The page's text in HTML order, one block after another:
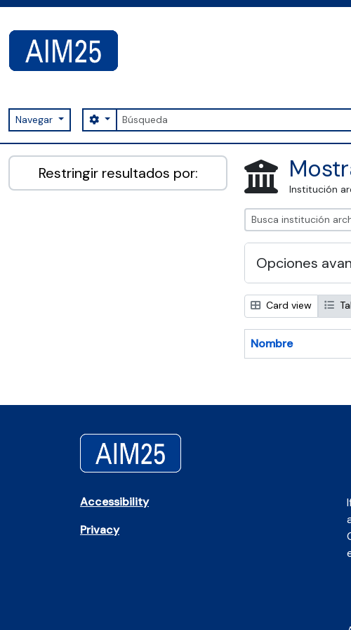
Navegar Búsqueda
Search options
AIM25 - AtoM 2.8.2
Restringir resultados por:
Institución
Opciones
Card view
Nombre
Accessibility
Privacy